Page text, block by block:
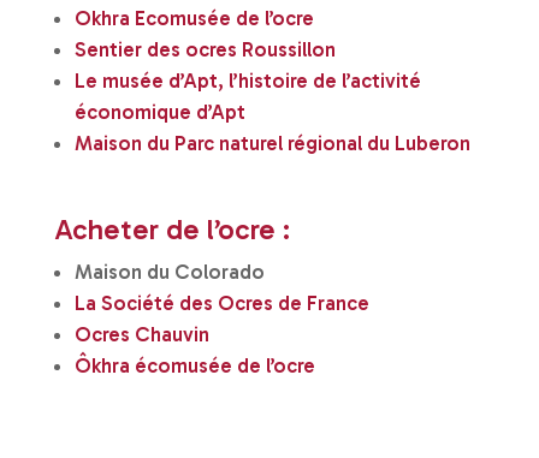
Okhra Ecomusée de l’ocre
Sentier des ocres Roussillon
Le musée d’Apt, l’histoire de l’activité
économique d’Apt
Maison du Parc naturel régional du Luberon
Acheter de l’ocre :
Maison du Colorado
La Société des Ocres de France
Ocres Chauvin
Ôkhra écomusée de l’ocre